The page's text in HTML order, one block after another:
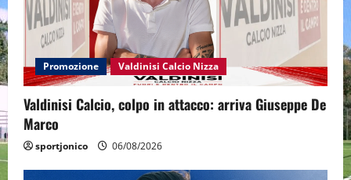
Promozione Valdinisi Calcio Nizza
Valdinisi Calcio, colpo in attacco: arriva Giuseppe De
Marco
sportjonico 06/08/2026